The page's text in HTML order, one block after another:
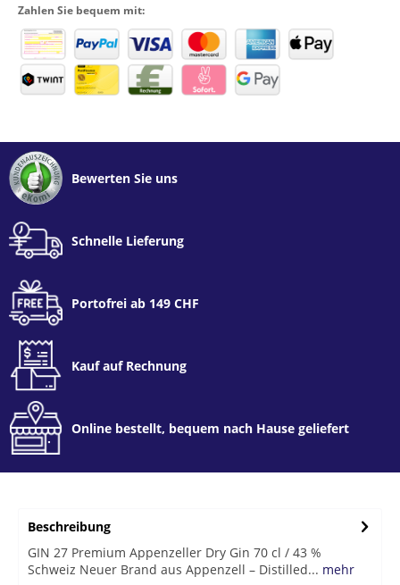
Zahlen Sie bequem mit:
Bewerten Sie uns
Schnelle Lieferung
Portofrei ab 149 CHF
Kauf auf Rechnung
Online bestellt, bequem nach Hause geliefert
Beschreibung
GIN 27 Premium Appenzeller Dry Gin 70 cl / 43 %
Schweiz Neuer Brand aus Appenzell – Distilled... mehr